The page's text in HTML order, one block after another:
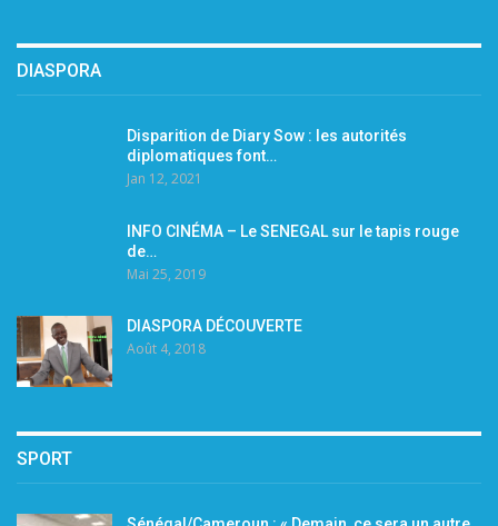
DIASPORA
Disparition de Diary Sow : les autorités
diplomatiques font…
Jan 12, 2021
INFO CINÉMA – Le SENEGAL sur le tapis rouge
de…
Mai 25, 2019
DIASPORA DÉCOUVERTE
Août 4, 2018
SPORT